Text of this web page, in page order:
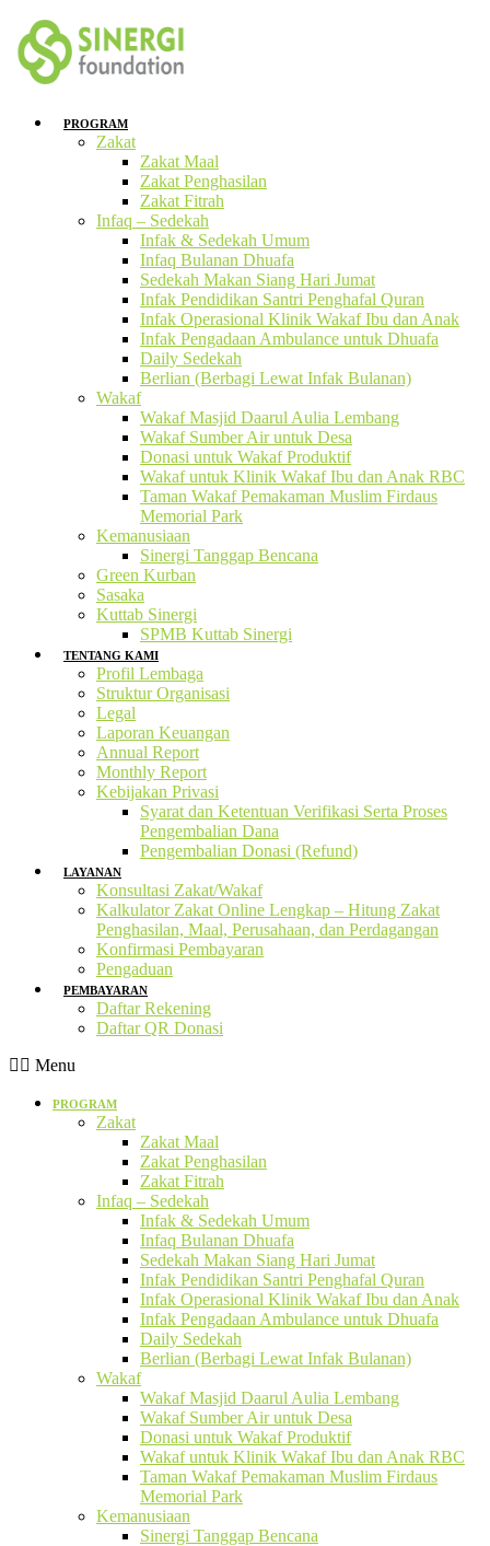
PROGRAM
Zakat
Zakat Maal
Zakat Penghasilan
Zakat Fitrah
Infaq – Sedekah
Infak & Sedekah Umum
Infaq Bulanan Dhuafa
Sedekah Makan Siang Hari Jumat
Infak Pendidikan Santri Penghafal Quran
Infak Operasional Klinik Wakaf Ibu dan Anak
Infak Pengadaan Ambulance untuk Dhuafa
Daily Sedekah
Berlian (Berbagi Lewat Infak Bulanan)
Wakaf
Wakaf Masjid Daarul Aulia Lembang
Wakaf Sumber Air untuk Desa
Donasi untuk Wakaf Produktif
Wakaf untuk Klinik Wakaf Ibu dan Anak RBC
Taman Wakaf Pemakaman Muslim Firdaus
Memorial Park
Kemanusiaan
Sinergi Tanggap Bencana
Green Kurban
Sasaka
Kuttab Sinergi
SPMB Kuttab Sinergi
TENTANG KAMI
Profil Lembaga
Struktur Organisasi
Legal
Laporan Keuangan
Annual Report
Monthly Report
Kebijakan Privasi
Syarat dan Ketentuan Verifikasi Serta Proses
Pengembalian Dana
Pengembalian Donasi (Refund)
LAYANAN
Konsultasi Zakat/Wakaf
Kalkulator Zakat Online Lengkap – Hitung Zakat
Penghasilan, Maal, Perusahaan, dan Perdagangan
Konfirmasi Pembayaran
Pengaduan
PEMBAYARAN
Daftar Rekening
Daftar QR Donasi
Menu
PROGRAM
Zakat
Zakat Maal
Zakat Penghasilan
Zakat Fitrah
Infaq – Sedekah
Infak & Sedekah Umum
Infaq Bulanan Dhuafa
Sedekah Makan Siang Hari Jumat
Infak Pendidikan Santri Penghafal Quran
Infak Operasional Klinik Wakaf Ibu dan Anak
Infak Pengadaan Ambulance untuk Dhuafa
Daily Sedekah
Berlian (Berbagi Lewat Infak Bulanan)
Wakaf
Wakaf Masjid Daarul Aulia Lembang
Wakaf Sumber Air untuk Desa
Donasi untuk Wakaf Produktif
Wakaf untuk Klinik Wakaf Ibu dan Anak RBC
Taman Wakaf Pemakaman Muslim Firdaus
Memorial Park
Kemanusiaan
Sinergi Tanggap Bencana